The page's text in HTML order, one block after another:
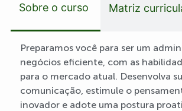
Sobre o curso Matriz
Preparamos você para ser um
negócios eficiente, com as
para o mercado atual. Desenvolva
comunicação, estimule o
inovador e adote uma postura